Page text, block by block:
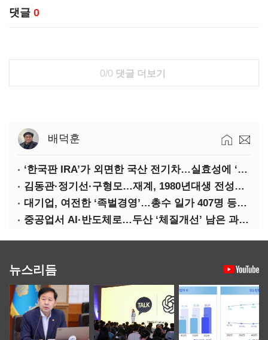
댓글 0
0/0 댓글 더보기
배덕훈
‘한국판 IRA’가 외면한 국산 전기차…실효성에 ‘의문’
김동관·정기선·구형모…재계, 1980년대생 전성시대
대기업, 여전한 ‘족벌경영’…총수 일가 407명 등기임원
중공업서 AI·반도체로…두산 ‘체질개선’ 남은 과제는
뉴스리듬